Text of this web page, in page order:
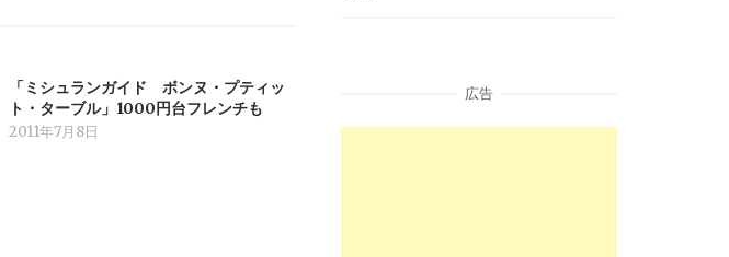
「ミシュランガイド ボンヌ・プティッ
ト・ターブル」1000円台フレンチも
2011年7月8日
広告